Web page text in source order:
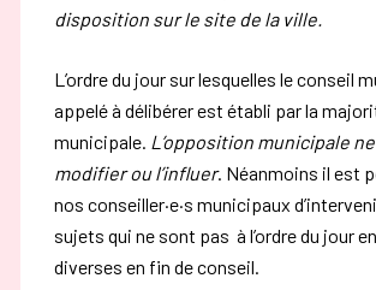
disposition sur le site de la ville.
L’ordre du jour sur lesquelles le conseil
appelé à délibérer est établi par la
municipale. L’opposition municipale
modifier ou l’influer. Néanmoins il est
nos conseiller·e·s municipaux
sujets qui ne sont pas à l’ordre du jour
diverses en fin de conseil.